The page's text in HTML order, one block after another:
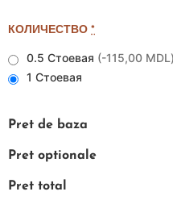
КОЛИЧЕСТВО *
0.5 Стоевая (-115,00 MDL)
1 Стоевая
Pret de baza
Pret optionale
Pret total